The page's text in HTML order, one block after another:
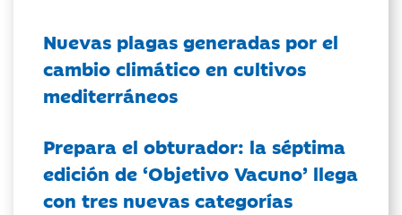
Nuevas plagas generadas por el
cambio climático en cultivos
mediterráneos
Prepara el obturador: la séptima
edición de ‘Objetivo Vacuno’ llega
con tres nuevas categorías